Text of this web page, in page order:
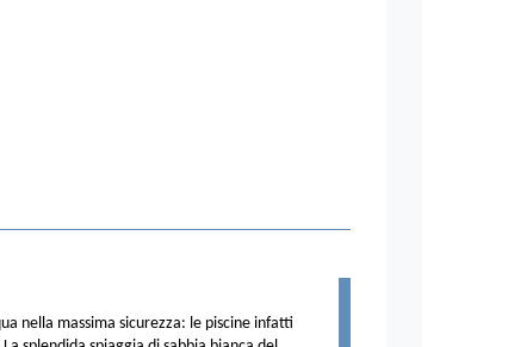
nella massima sicurezza: le piscine infatti